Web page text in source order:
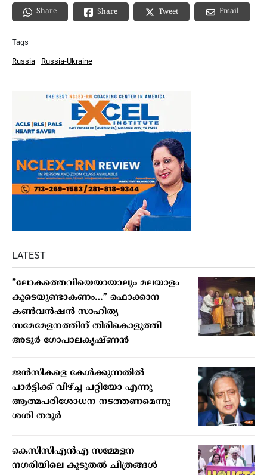
Share Share Tweet Email
Tags
Russia Russia-Ukraine
LATEST
”ലോകത്തെവിയെയായാലും മലയാളം
കൂടെയുണ്ടാകണം…” ഫൊക്കാന
കണ്‍വന്‍ഷന്‍ സാഹിത്യ
സമേമേളനത്തിന് തിരികൊളുത്തി
അടൂര്‍ ഗോപാലകൃഷ്ണന്‍
ജന്‍സികളെ കേള്‍ക്കുന്നതില്‍
പാര്‍ട്ടിക്ക് വീഴ്ച്ച പറ്റിയോ എന്നു
ആത്മപരിശോധന നടത്തണമെന്നു
ശശി തരൂര്‍
കെസിസിഎന്‍എ സമ്മേളന
നഗരിയിലെ കൂടുതല്‍ ചിത്രങ്ങള്‍